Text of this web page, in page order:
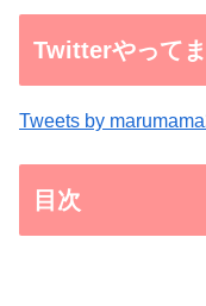
Twitterやって
Tweets by
目次